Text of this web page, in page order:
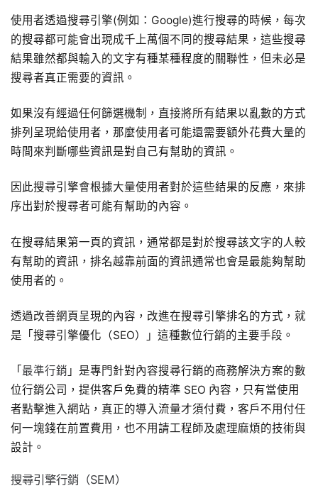
使用者透過搜尋引擎(例如：Google)進行搜尋的時候，每次
的搜尋都可能會出現成千上萬個不同的搜尋結果，這些搜尋
結果雖然都與輸入的文字有種某種程度的關聯性，但未必是
搜尋者真正需要的資訊。
如果沒有經過任何篩選機制，直接將所有結果以亂數的方式
排列呈現給使用者，那麼使用者可能還需要額外花費大量的
時間來判斷哪些資訊是對自己有幫助的資訊。
因此搜尋引擎會根據大量使用者對於這些結果的反應，來排
序出對於搜尋者可能有幫助的內容。
在搜尋結果第一頁的資訊，通常都是對於搜尋該文字的人較
有幫助的資訊，排名越靠前面的資訊通常也會是最能夠幫助
使用者的。
透過改善網頁呈現的內容，改進在搜尋引擎排名的方式，就
是「搜尋引擎優化（SEO）」這種數位行銷的主要手段。
「 最準行銷 」是專門針對內容搜尋行銷的商務解決方案的數
位行銷公司，提供客戶免費的精準 SEO 內容，只有當使用
者點擊進入網站，真正的導入流量才須付費，客戶不用付任
何一塊錢在前置費用，也不用請工程師及處理麻煩的技術與
設計。
搜尋引擎行銷（SEM）